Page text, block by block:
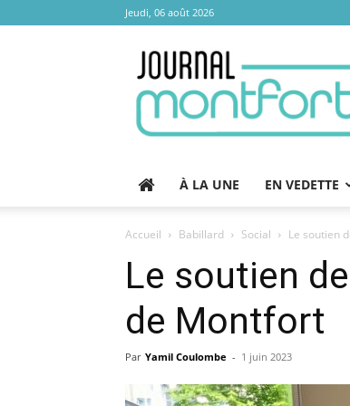
Jeudi, 06 août 2026
Montfort
À LA UNE EN VEDETTE
Accueil Babillard Social Le soutien
Le soutien
de Montfort
Par Yamil Coulombe - 1 juin 2023